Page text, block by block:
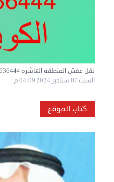
نقل عفش المنطقه العاشره 50636444 فك وتركيب ...
نقل عفش المنطقه العاشره 50636444 فك وتركيب ...
كتاب الموقع